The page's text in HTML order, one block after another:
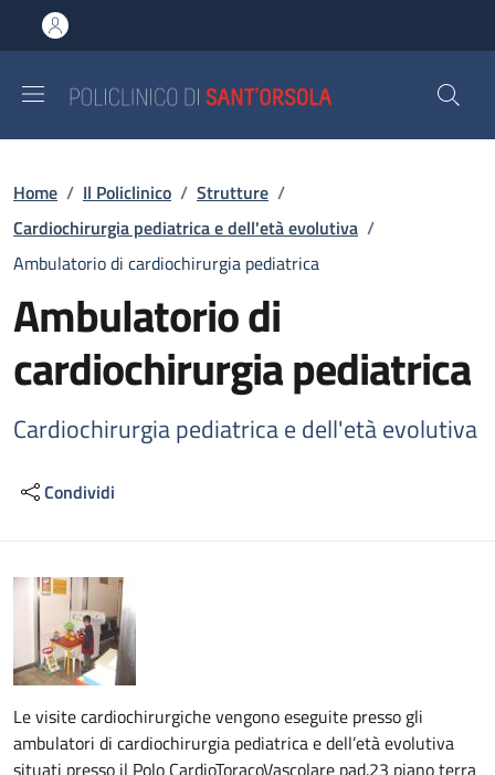
al contenuto principale
to footer content
Briciole di pane
Home / Il Policlinico / Strutture /
Cardiochirurgia pediatrica e dell'età evolutiva /
Ambulatorio di cardiochirurgia pediatrica
Ambulatorio di
cardiochirurgia pediatrica
Cardiochirurgia pediatrica e dell'età evolutiva
Condividi
Descrizione
Le visite cardiochirurgiche vengono eseguite presso gli
ambulatori di cardiochirurgia pediatrica e dell’età evolutiva
situati presso il Polo CardioToracoVascolare pad.23 piano terra